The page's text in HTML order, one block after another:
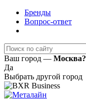
Бренды
Вопрос-ответ
Ваш город — Москва?
Да
Выбрать другой город